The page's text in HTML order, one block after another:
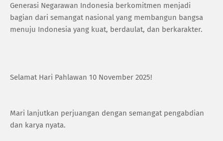
Generasi Negarawan Indonesia berkomitmen menjadi
bagian dari semangat nasional yang membangun bangsa
menuju Indonesia yang kuat, berdaulat, dan berkarakter.
Selamat Hari Pahlawan 10 November 2025!
Mari lanjutkan perjuangan dengan semangat pengabdian
dan karya nyata.